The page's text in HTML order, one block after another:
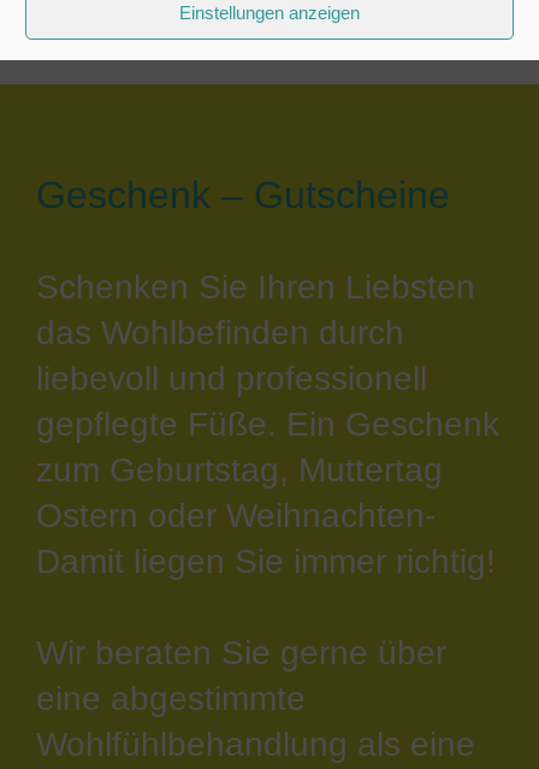
Einstellungen anzeigen
Geschenk – Gutscheine
Schenken Sie Ihren Liebsten
das Wohlbefinden durch
liebevoll und professionell
gepflegte Füße. Ein Geschenk
zum Geburtstag, Muttertag
Ostern oder Weihnachten-
Damit liegen Sie immer richtig!
Wir beraten Sie gerne über
eine abgestimmte
Wohlfühlbehandlung als eine